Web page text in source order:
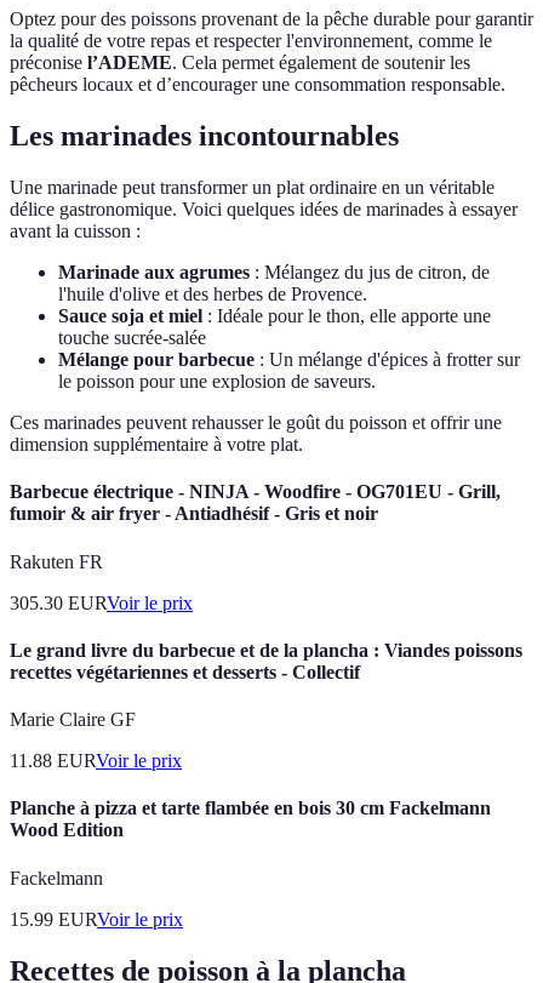
Optez pour des poissons provenant de la pêche durable pour garantir
la qualité de votre repas et respecter l'environnement, comme le
préconise l’ADEME. Cela permet également de soutenir les
pêcheurs locaux et d’encourager une consommation responsable.
Les marinades incontournables
Une marinade peut transformer un plat ordinaire en un véritable
délice gastronomique. Voici quelques idées de marinades à essayer
avant la cuisson :
Marinade aux agrumes : Mélangez du jus de citron, de
l'huile d'olive et des herbes de Provence.
Sauce soja et miel : Idéale pour le thon, elle apporte une
touche sucrée-salée
Mélange pour barbecue : Un mélange d'épices à frotter sur
le poisson pour une explosion de saveurs.
Ces marinades peuvent rehausser le goût du poisson et offrir une
dimension supplémentaire à votre plat.
Barbecue électrique - NINJA - Woodfire - OG701EU - Grill,
fumoir & air fryer - Antiadhésif - Gris et noir
Rakuten FR
305.30 EURVoir le prix
Le grand livre du barbecue et de la plancha : Viandes poissons
recettes végétariennes et desserts - Collectif
Marie Claire GF
11.88 EURVoir le prix
Planche à pizza et tarte flambée en bois 30 cm Fackelmann
Wood Edition
Fackelmann
15.99 EURVoir le prix
Recettes de poisson à la plancha